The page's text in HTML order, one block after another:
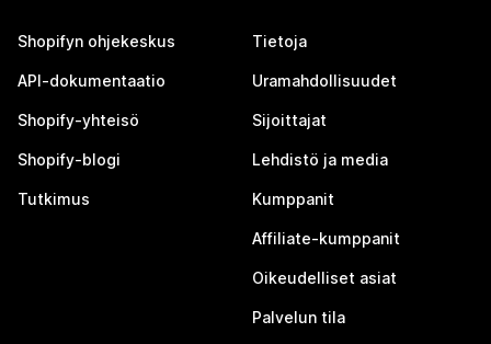
Shopifyn ohjekeskus
API-dokumentaatio
Shopify-yhteisö
Shopify-blogi
Tutkimus
Tietoja
Uramahdollisuudet
Sijoittajat
Lehdistö ja media
Kumppanit
Affiliate-kumppanit
Oikeudelliset asiat
Palvelun tila